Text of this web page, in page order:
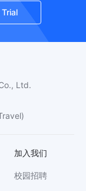
Ltd.
加入我们
校园招聘